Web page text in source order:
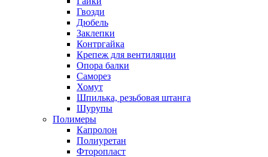
Гвозди
Дюбель
Заклепки
Контргайка
Крепеж для вентиляции
Опора балки
Саморез
Хомут
Шпилька, резьбовая штанга
Шурупы
Полимеры
Капролон
Полиуретан
Фторопласт